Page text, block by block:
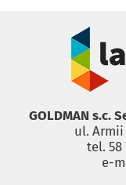
GOLDMAN s.c.
ul. Armii
tel. 58
e-